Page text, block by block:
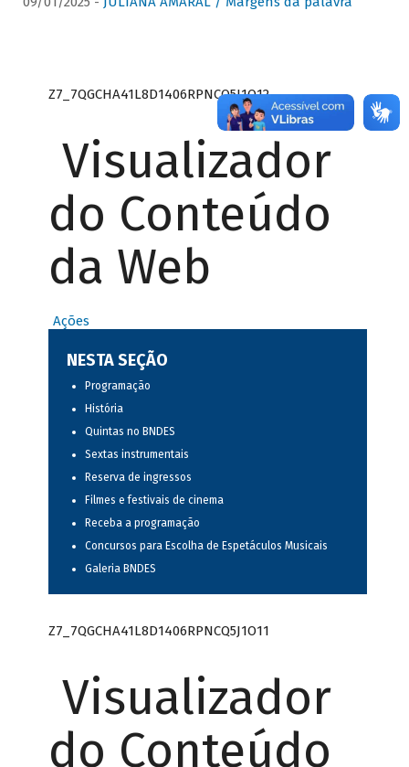
Z7_7QGCHA41L8D1406RPNCQ5J1O12
Visualizador
do Conteúdo
da Web
Ações
NESTA SEÇÃO
Programação
História
Quintas no BNDES
Sextas instrumentais
Reserva de ingressos
Filmes e festivais de cinema
Receba a programação
Concursos para Escolha de Espetáculos Musicais
Galeria BNDES
Z7_7QGCHA41L8D1406RPNCQ5J1O11
Visualizador
do Conteúdo